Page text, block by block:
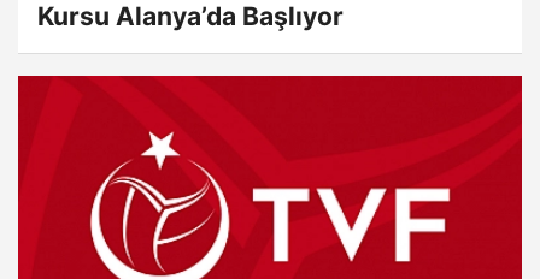
Kursu Alanya’da Başlıyor